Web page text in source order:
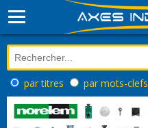
par titres par mots-clefs